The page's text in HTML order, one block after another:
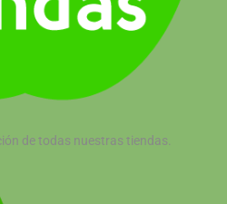
de todas nuestras tiendas.